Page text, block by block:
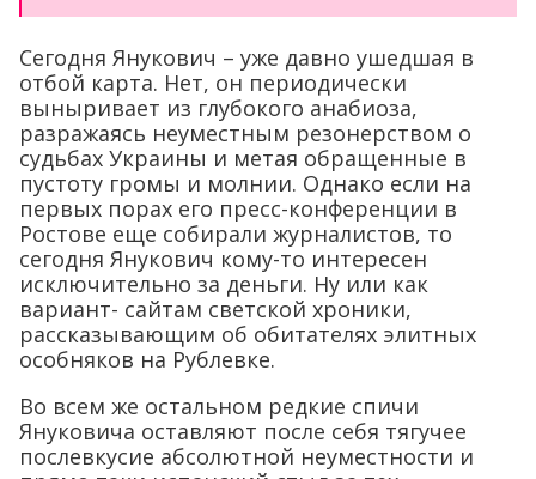
Сегодня Янукович – уже давно ушедшая в
отбой карта. Нет, он периодически
выныривает из глубокого анабиоза,
разражаясь неуместным резонерством о
судьбах Украины и метая обращенные в
пустоту громы и молнии. Однако если на
первых порах его пресс-конференции в
Ростове еще собирали журналистов, то
сегодня Янукович кому-то интересен
исключительно за деньги. Ну или как
вариант- сайтам светской хроники,
рассказывающим об обитателях элитных
особняков на Рублевке.
Во всем же остальном редкие спичи
Януковича оставляют после себя тягучее
послевкусие абсолютной неуместности и